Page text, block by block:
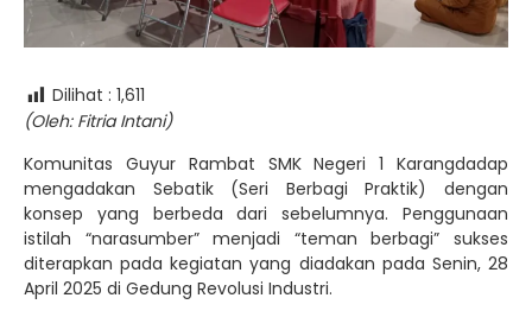
Dilihat : 1,611
(Oleh: Fitria Intani)
Komunitas Guyur Rambat SMK Negeri 1 Karangdadap
mengadakan Sebatik (Seri Berbagi Praktik) dengan
konsep yang berbeda dari sebelumnya. Penggunaan
istilah “narasumber” menjadi “teman berbagi” sukses
diterapkan pada kegiatan yang diadakan pada Senin, 28
April 2025 di Gedung Revolusi Industri.